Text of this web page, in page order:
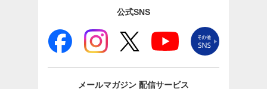
公式SNS
メールマガジン 配信サービス